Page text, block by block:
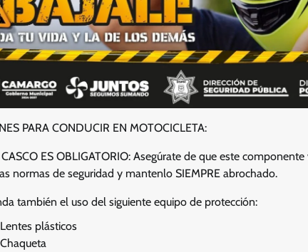
PARA CONDUCIR EN MOTOCICLETA:
ES OBLIGATORIO: Asegúrate de que este
normas de seguridad y mantenlo SIEMPRE abrochado.
también el uso del siguiente equipo de protección:
Lentes plásticos
Chaqueta